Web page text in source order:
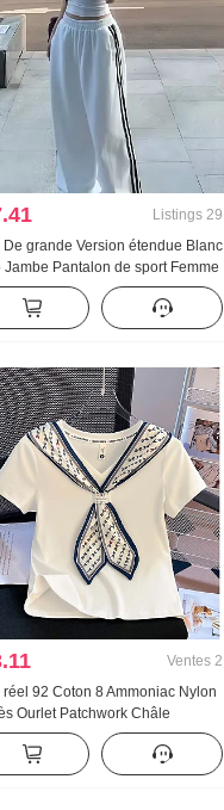
Listings 29
De grande Version étendue Blanc
Jambe Pantalon de sport Femme
et automne Nouveau
Rayures Décontracté
Pantalon
Ventes 2
réel 92 Coton 8 Ammoniac Nylon
Ourlet Patchwork Châle
en soie Ajusté Col en V
courtes T-shirt Femme